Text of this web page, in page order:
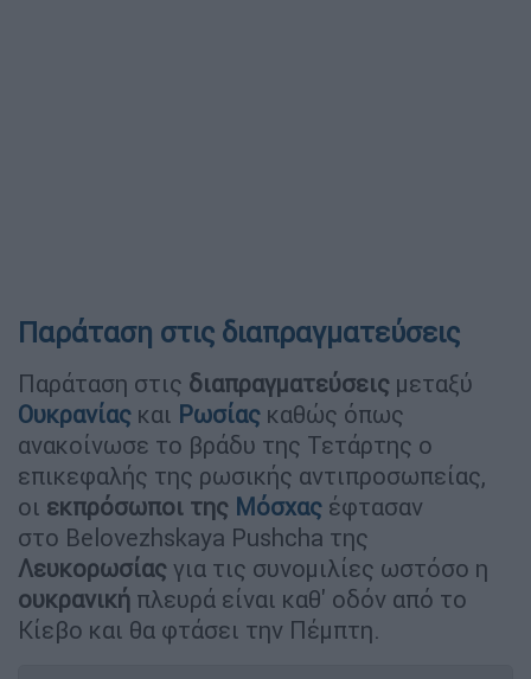
Παράταση στις διαπραγματεύσεις
Παράταση στις διαπραγματεύσεις μεταξύ
Ουκρανίας και Ρωσίας καθώς όπως
ανακοίνωσε το βράδυ της Τετάρτης ο
επικεφαλής της ρωσικής αντιπροσωπείας,
οι εκπρόσωποι της Μόσχας έφτασαν
στο Belovezhskaya Pushcha της
Λευκορωσίας για τις συνομιλίες ωστόσο η
ουκρανική πλευρά είναι καθ' οδόν από το
Κίεβο και θα φτάσει την Πέμπτη.